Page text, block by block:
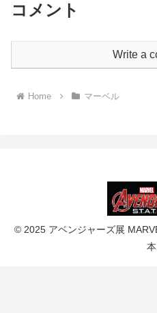
コメント
Write a
Home マーベル
© 2025 アベンジャーズ展